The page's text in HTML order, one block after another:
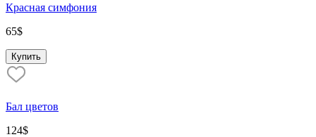
Красная симфония
65$
Купить
Бал цветов
124$